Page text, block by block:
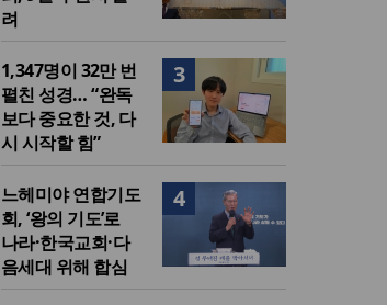
려
3
1,347명이 32만 번
펼친 성경… “완독
보다 중요한 것, 다
시 시작할 힘”
4
느헤미야 연합기도
회, ‘왕의 기도’로
나라·한국교회·다
음세대 위해 합심